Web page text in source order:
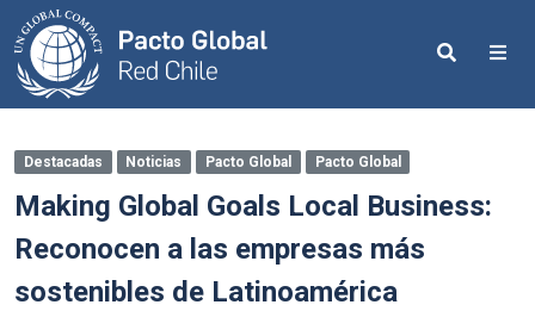
Search
Destacadas Noticias Pacto Global Pacto Global
Making Global Goals Local Business:
Reconocen a las empresas más
sostenibles de Latinoamérica